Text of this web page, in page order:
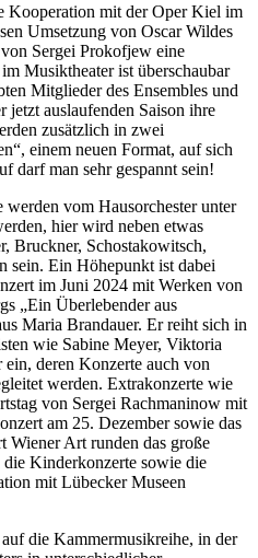
Kooperation mit der Oper Kiel im
Umsetzung von Oscar Wildes
Sergei Prokofjew eine
Musiktheater ist überschaubar
Mitglieder des Ensembles und
jetzt auslaufenden Saison ihre
zusätzlich in zwei
einem neuen Format, auf sich
darf man sehr gespannt sein!
vom Hausorchester unter
hier wird neben etwas
Bruckner, Schostakowitsch,
sein. Ein Höhepunkt ist dabei
im Juni 2024 mit Werken von
„Ein Überlebender aus
Maria Brandauer. Er reiht sich in
wie Sabine Meyer, Viktoria
deren Konzerte auch von
werden. Extrakonzerte wie
von Sergei Rachmaninow mit
am 25. Dezember sowie das
Wiener Art runden das große
Kinderkonzerte sowie die
mit Lübecker Museen
die Kammermusikreihe, in der